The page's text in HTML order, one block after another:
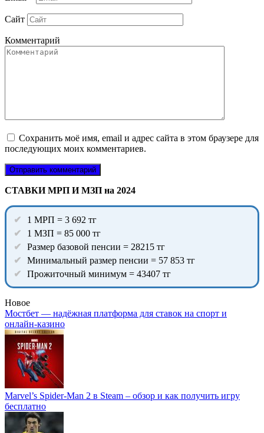
Сайт
Комментарий
Сохранить моё имя, email и адрес сайта в этом браузере для
последующих моих комментариев.
СТАВКИ МРП И МЗП на 2024
1 МРП = 3 692 тг
1 МЗП = 85 000 тг
Размер базовой пенсии = 28215 тг
Минимальный размер пенсии = 57 853 тг
Прожиточный минимум = 43407 тг
Новое
Мостбет — надёжная платформа для ставок на спорт и
онлайн-казино
Marvel’s Spider-Man 2 в Steam – обзор и как получить игру
бесплатно